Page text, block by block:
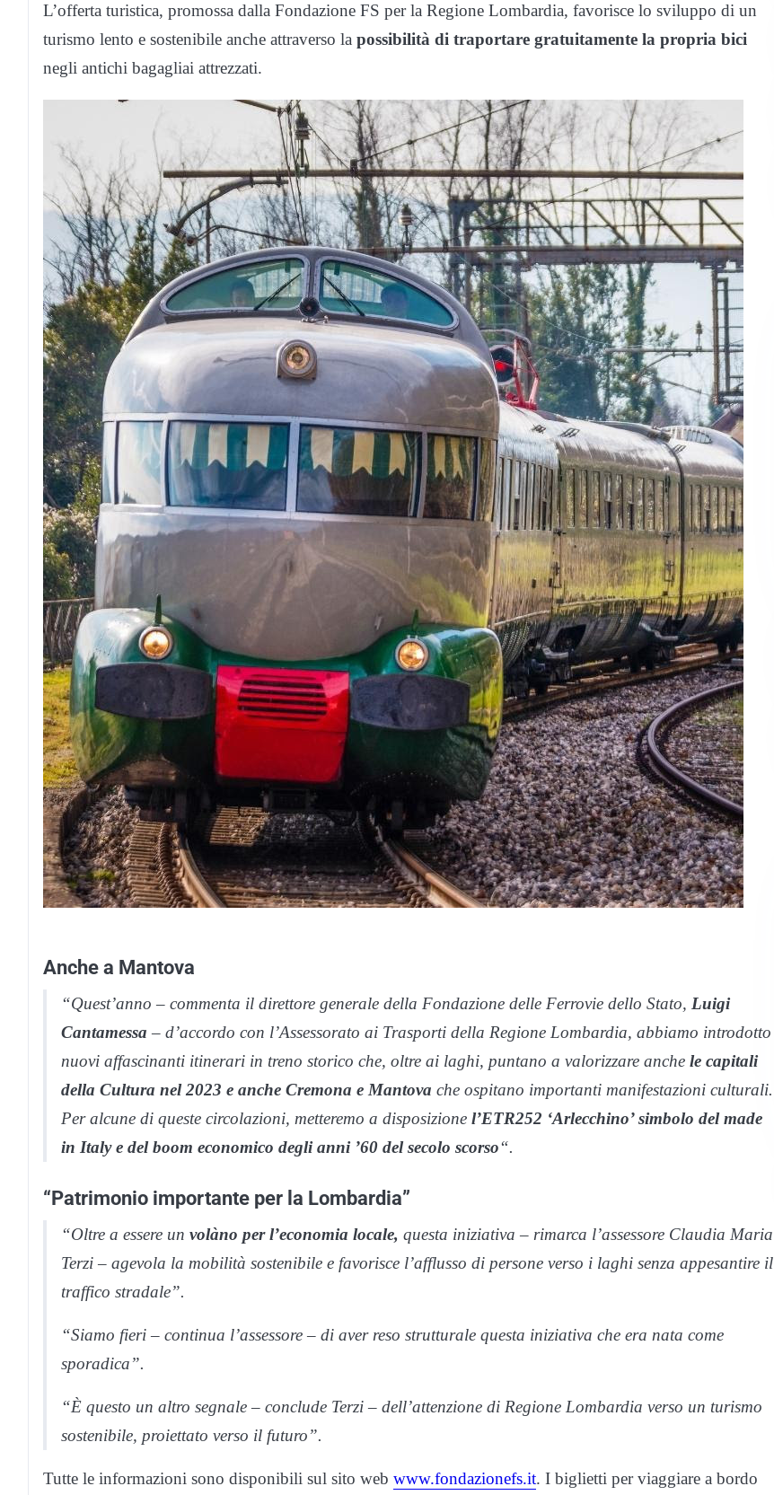
L’offerta turistica, promossa dalla Fondazione FS per la Regione Lombardia, favorisce lo sviluppo di un
turismo lento e sostenibile anche attraverso la possibilità di traportare gratuitamente la propria bici
negli antichi bagagliai attrezzati.
Anche a Mantova
“Quest’anno – commenta il direttore generale della Fondazione delle Ferrovie dello Stato, Luigi
Cantamessa – d’accordo con l’Assessorato ai Trasporti della Regione Lombardia, abbiamo introdotto
nuovi affascinanti itinerari in treno storico che, oltre ai laghi, puntano a valorizzare anche le capitali
della Cultura nel 2023 e anche Cremona e Mantova che ospitano importanti manifestazioni culturali.
Per alcune di queste circolazioni, metteremo a disposizione l’ETR252 ‘Arlecchino’ simbolo del made
in Italy e del boom economico degli anni ’60 del secolo scorso“.
“Patrimonio importante per la Lombardia”
“Oltre a essere un volàno per l’economia locale, questa iniziativa – rimarca l’assessore Claudia Maria
Terzi – agevola la mobilità sostenibile e favorisce l’afflusso di persone verso i laghi senza appesantire il
traffico stradale”.
“Siamo fieri – continua l’assessore – di aver reso strutturale questa iniziativa che era nata come
sporadica”.
“È questo un altro segnale – conclude Terzi – dell’attenzione di Regione Lombardia verso un turismo
sostenibile, proiettato verso il futuro”.
Tutte le informazioni sono disponibili sul sito web www.fondazionefs.it. I biglietti per viaggiare a bordo